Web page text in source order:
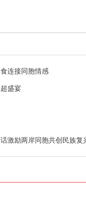
连接同胞情感
盛宴
激励两岸同胞共创民族复